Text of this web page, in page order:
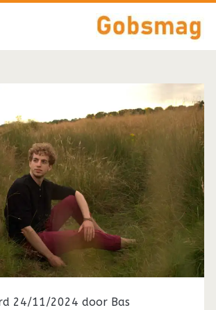
24/11/2024 door Bas